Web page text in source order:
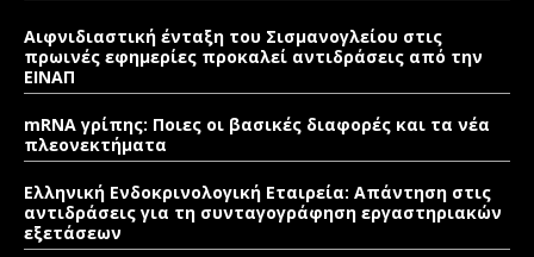
Αιφνιδιαστική ένταξη του Σισμανογλείου στις
πρωινές εφημερίες προκαλεί αντιδράσεις από την
ΕΙΝΑΠ
mRNA γρίπης: Ποιες οι βασικές διαφορές και τα νέα
πλεονεκτήματα
Ελληνική Ενδοκρινολογική Εταιρεία: Απάντηση στις
αντιδράσεις για τη συνταγογράφηση εργαστηριακών
εξετάσεων